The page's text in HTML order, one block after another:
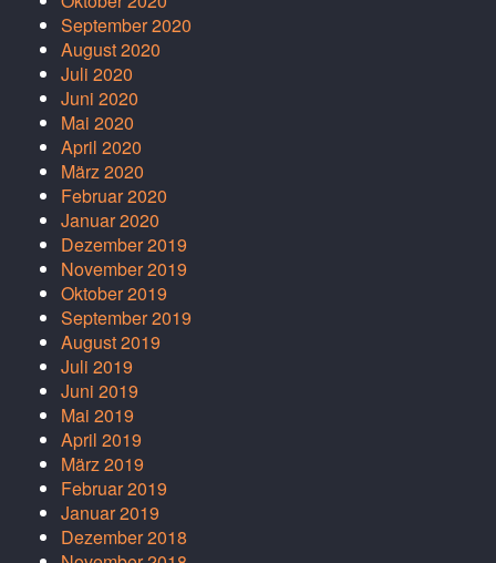
September 2020
August 2020
Juli 2020
Juni 2020
Mai 2020
April 2020
März 2020
Februar 2020
Januar 2020
Dezember 2019
November 2019
Oktober 2019
September 2019
August 2019
Juli 2019
Juni 2019
Mai 2019
April 2019
März 2019
Februar 2019
Januar 2019
Dezember 2018